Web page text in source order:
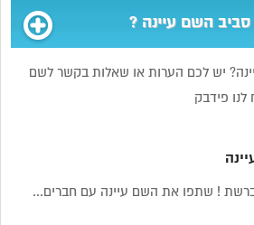
השם עיינה ?
יש לכם הערות או שאלות בקשר לשם
לנו פידבק
! שתפו את השם עיינה עם חברים...